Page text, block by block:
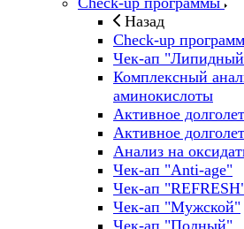
Назад
Check-up
Чек-ап
Комплексный
аминокислоты
Активное
Активное
Анализ на
Чек-ап "Anti-age"
Чек-ап
Чек-ап "Мужской"
Чек-ап "Полный"